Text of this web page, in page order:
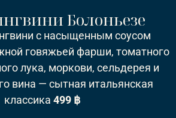
Болоньезе
с насыщенным соусом
говяжьей фарши, томатного
лука, моркови, сельдерея и
вина — сытная итальянская
классика 499 ฿